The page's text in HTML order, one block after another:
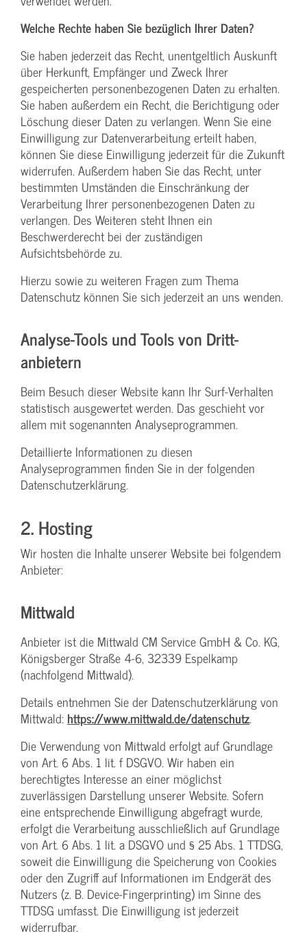
Welche Rechte haben Sie bezüglich Ihrer Daten?
Sie haben jederzeit das Recht, unentgeltlich Auskunft
über Herkunft, Empfänger und Zweck Ihrer
gespeicherten personenbezogenen Daten zu erhalten.
Sie haben außerdem ein Recht, die Berichtigung oder
Löschung dieser Daten zu verlangen. Wenn Sie eine
Einwilligung zur Datenverarbeitung erteilt haben,
können Sie diese Einwilligung jederzeit für die Zukunft
widerrufen. Außerdem haben Sie das Recht, unter
bestimmten Umständen die Einschränkung der
Verarbeitung Ihrer personenbezogenen Daten zu
verlangen. Des Weiteren steht Ihnen ein
Beschwerderecht bei der zuständigen
Aufsichtsbehörde zu.
Hierzu sowie zu weiteren Fragen zum Thema
Datenschutz können Sie sich jederzeit an uns wenden.
Analyse-Tools und Tools von Dritt­
anbietern
Beim Besuch dieser Website kann Ihr Surf-Verhalten
statistisch ausgewertet werden. Das geschieht vor
allem mit sogenannten Analyseprogrammen.
Detaillierte Informationen zu diesen
Analyseprogrammen finden Sie in der folgenden
Datenschutzerklärung.
2. Hosting
Wir hosten die Inhalte unserer Website bei folgendem
Anbieter:
Mittwald
Anbieter ist die Mittwald CM Service GmbH & Co. KG,
Königsberger Straße 4-6, 32339 Espelkamp
(nachfolgend Mittwald).
Details entnehmen Sie der Datenschutzerklärung von
Mittwald: https://www.mittwald.de/datenschutz.
Die Verwendung von Mittwald erfolgt auf Grundlage
von Art. 6 Abs. 1 lit. f DSGVO. Wir haben ein
berechtigtes Interesse an einer möglichst
zuverlässigen Darstellung unserer Website. Sofern
eine entsprechende Einwilligung abgefragt wurde,
erfolgt die Verarbeitung ausschließlich auf Grundlage
von Art. 6 Abs. 1 lit. a DSGVO und § 25 Abs. 1 TTDSG,
soweit die Einwilligung die Speicherung von Cookies
oder den Zugriff auf Informationen im Endgerät des
Nutzers (z. B. Device-Fingerprinting) im Sinne des
TTDSG umfasst. Die Einwilligung ist jederzeit
widerrufbar.